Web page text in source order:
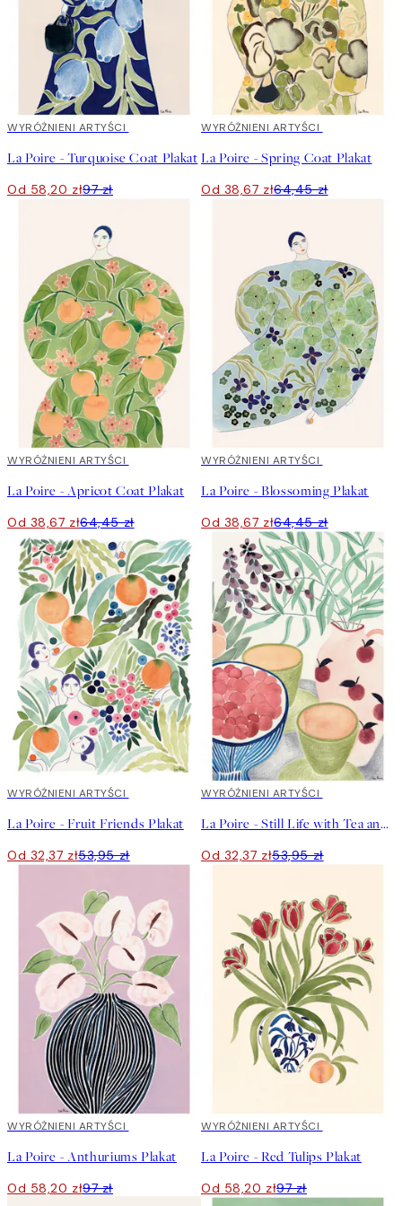
40%*
WYRÓŻNIENI ARTYŚCI
La Poire - Turquoise Coat Plakat
Od 58,20 zł97 zł
40%*
WYRÓŻNIENI ARTYŚCI
La Poire - Spring Coat Plakat
Od 38,67 zł64,45 zł
40%*
WYRÓŻNIENI ARTYŚCI
La Poire - Apricot Coat Plakat
Od 38,67 zł64,45 zł
40%*
WYRÓŻNIENI ARTYŚCI
La Poire - Blossoming Plakat
Od 38,67 zł64,45 zł
40%*
WYRÓŻNIENI ARTYŚCI
La Poire - Fruit Friends Plakat
Od 32,37 zł53,95 zł
40%*
WYRÓŻNIENI ARTYŚCI
La Poire - Still Life with Tea and Grapes Plakat
Od 32,37 zł53,95 zł
40%*
WYRÓŻNIENI ARTYŚCI
La Poire - Anthuriums Plakat
Od 58,20 zł97 zł
40%*
WYRÓŻNIENI ARTYŚCI
La Poire - Red Tulips Plakat
Od 58,20 zł97 zł